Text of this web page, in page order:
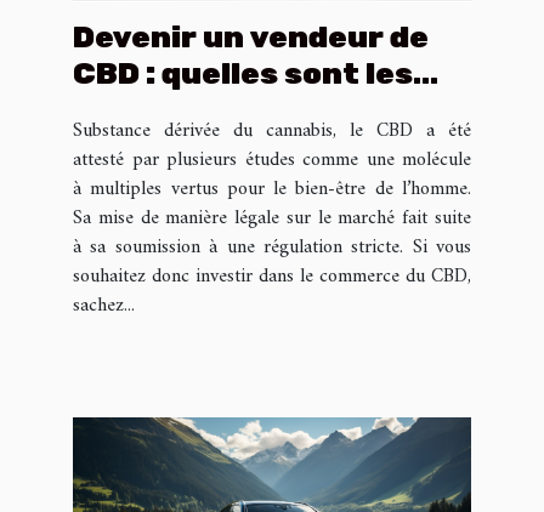
Devenir un vendeur de
CBD : quelles sont les
indispensables ?
Substance dérivée du cannabis, le CBD a été
attesté par plusieurs études comme une molécule
à multiples vertus pour le bien-être de l’homme.
Sa mise de manière légale sur le marché fait suite
à sa soumission à une régulation stricte. Si vous
souhaitez donc investir dans le commerce du CBD,
sachez...